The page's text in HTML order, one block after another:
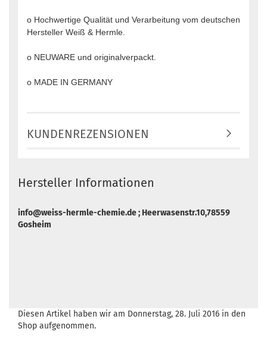
o Hochwertige Qualität und Verarbeitung vom deutschen
Hersteller Weiß & Hermle.
o NEUWARE und originalverpackt.
o MADE IN GERMANY
KUNDENREZENSIONEN
Hersteller Informationen
info@weiss-hermle-chemie.de ; Heerwasenstr.10,78559
Gosheim
Diesen Artikel haben wir am Donnerstag, 28. Juli 2016 in den
Shop aufgenommen.